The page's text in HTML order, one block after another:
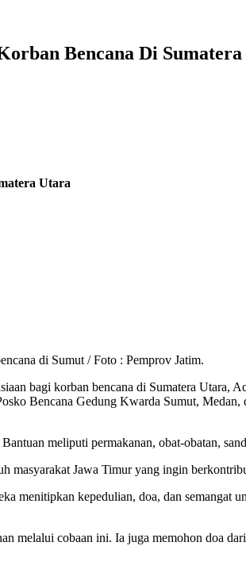
Bencana Di
Utara
di Sumut / Foto : Pemprov Jatim.
bagi korban bencana di Sumatera Utara,
Bencana Gedung Kwarda Sumut,
meliputi permakanan, obat-obatan,
masyarakat Jawa Timur yang ingin
menitipkan kepedulian, doa, dan semangat
melalui cobaan ini. Ia juga memohon doa